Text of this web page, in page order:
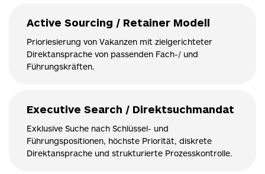
Active Sourcing / Retainer Modell
Prioriesierung von Vakanzen mit zielgerichteter
Direktansprache von passenden Fach-/ und
Führungskräften.
Executive Search / Direktsuchmandat
Exklusive Suche nach Schlüssel- und
Führungspositionen, höchste Priorität, diskrete
Direktansprache und strukturierte Prozesskontrolle.